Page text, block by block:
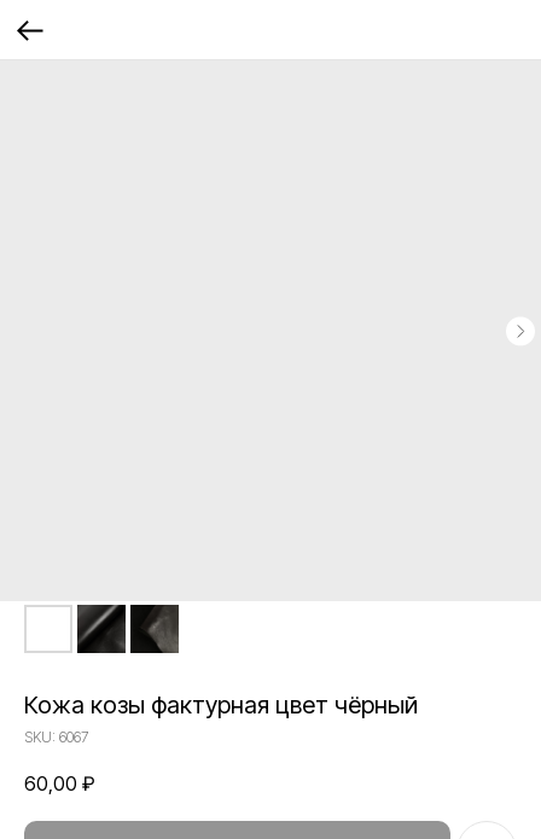
Кожа козы фактурная цвет чёрный
SKU: 6067
60,00 ₽